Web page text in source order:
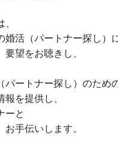
婚活（パートナー探し）
望をお聴きし、
パートナー探し）のため
を提供し、
ーと
手伝いします。